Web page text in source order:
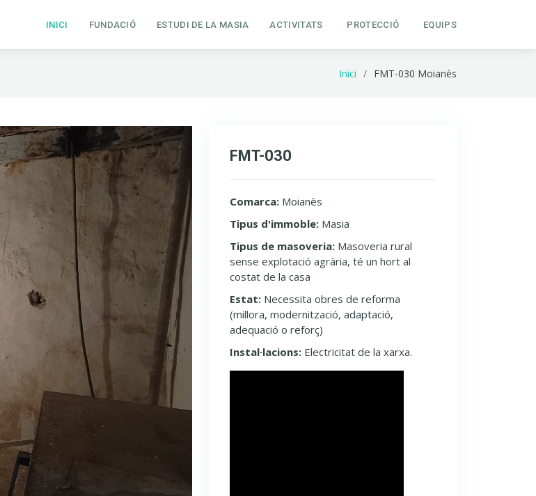
INICI FUNDACIÓ ESTUDI DE LA MASIA ACTIVITATS PROTECCIÓ EQUIPS
Inici FMT-030 Moianès
FMT-030
Comarca: Moianès
Tipus d'immoble: Masia
Tipus de masoveria: Masoveria rural
sense explotació agrària, té un hort al
costat de la casa
Estat: Necessita obres de reforma
(millora, modernització, adaptació,
adequació o reforç)
Instal·lacions: Electricitat de la xarxa.